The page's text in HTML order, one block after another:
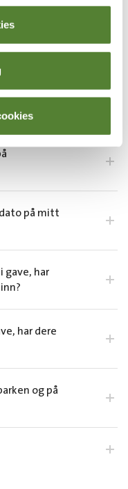
på mitt
gave, har
har dere
og på